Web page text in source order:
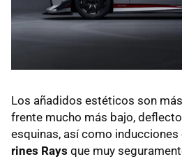
Los añadidos estéticos son
frente mucho más bajo,
esquinas, así como inducciones
rines Rays que muy